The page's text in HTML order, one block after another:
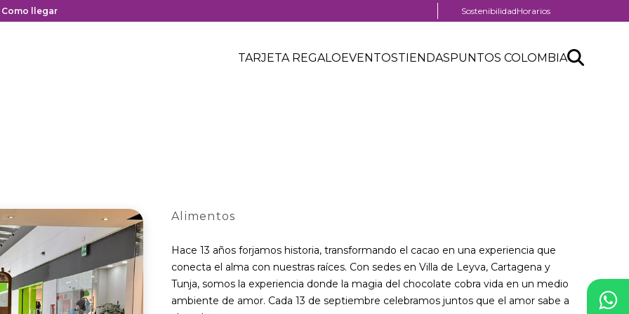
cierre del centro comercial.
Como llegar
Menú
SostenibilidadHorarios
Header
Menú
TARJETA REGALOEVENTOSTIENDASPUNTOS COLOMBIASearch
Buscar
Alimentos
Hace 13 años forjamos historia, transformando el cacao en una experiencia que
conecta el alma con nuestras raíces. Con sedes en Villa de Leyva, Cartagena y
Tunja, somos la experiencia donde la magia del chocolate cobra vida en un medio
ambiente de amor. Cada 13 de septiembre celebramos juntos que el amor sabe a